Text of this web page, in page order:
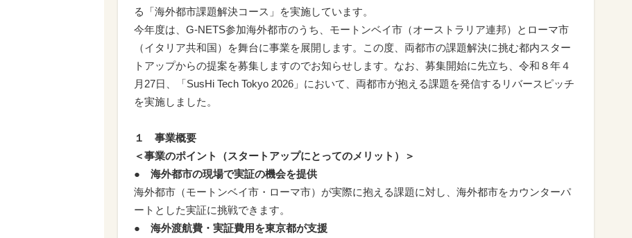
る「海外都市課題解決コース」を実施しています。
今年度は、G-NETS参加海外都市のうち、モートンベイ市（オーストラリア連邦）とローマ市
（イタリア共和国）を舞台に事業を展開します。この度、両都市の課題解決に挑む都内スター
トアップからの提案を募集しますのでお知らせします。なお、募集開始に先立ち、令和８年４
月27日、「SusHi Tech Tokyo 2026」において、両都市が抱える課題を発信するリバースピッチ
を実施しました。
１ 事業概要
＜事業のポイント（スタートアップにとってのメリット）＞
● 海外都市の現場で実証の機会を提供
海外都市（モートンベイ市・ローマ市）が実際に抱える課題に対し、海外都市をカウンターパ
ートとした実証に挑戦できます。
● 海外渡航費・実証費用を東京都が支援